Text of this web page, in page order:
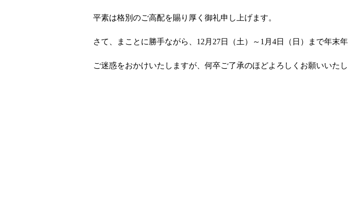
平素は格別のご高配を賜り厚く御礼申し上げます。
さて、まことに勝手ながら、12月27日（土）～1月4日（日）まで年末
ご迷惑をおかけいたしますが、何卒ご了承のほどよろしくお願いいた